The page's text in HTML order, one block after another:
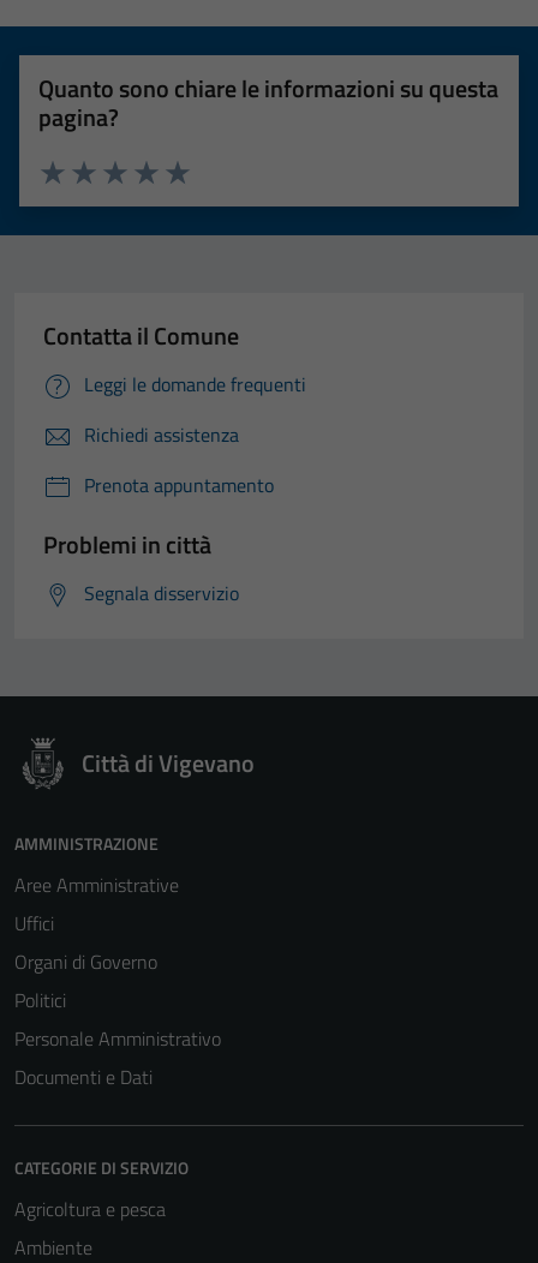
Quanto sono chiare le informazioni su questa
pagina?
Valuta 5 stelle su 5
Valuta 4 stelle su 5
Valuta 3 stelle su 5
Valuta 2 stelle su 5
Valuta 1 stelle su 5
Contatta il Comune
Leggi le domande frequenti
Richiedi assistenza
Prenota appuntamento
Problemi in città
Segnala disservizio
Città di Vigevano
AMMINISTRAZIONE
Aree Amministrative
Uffici
Organi di Governo
Politici
Personale Amministrativo
Documenti e Dati
CATEGORIE DI SERVIZIO
Agricoltura e pesca
Ambiente